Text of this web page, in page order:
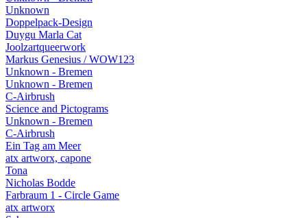
Unknown
Doppelpack-Design
Duygu Marla Cat
Joolzartqueerwork
Markus Genesius / WOW123
Unknown - Bremen
Unknown - Bremen
C-Airbrush
Science and Pictograms
Unknown - Bremen
C-Airbrush
Ein Tag am Meer
atx artworx, capone
Tona
Nicholas Bodde
Farbraum 1 - Circle Game
atx artworx